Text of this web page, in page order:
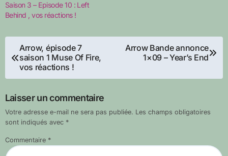
Saison 3 – Episode 10 : Left
Behind , vos réactions !
Navigation
de
l’article
Arrow, épisode 7
saison 1 Muse Of Fire,
vos réactions !
Arrow Bande annonce
1×09 – Year’s End
Laisser un commentaire
Votre adresse e-mail ne sera pas publiée. Les champs obligatoires
sont indiqués avec *
Commentaire *